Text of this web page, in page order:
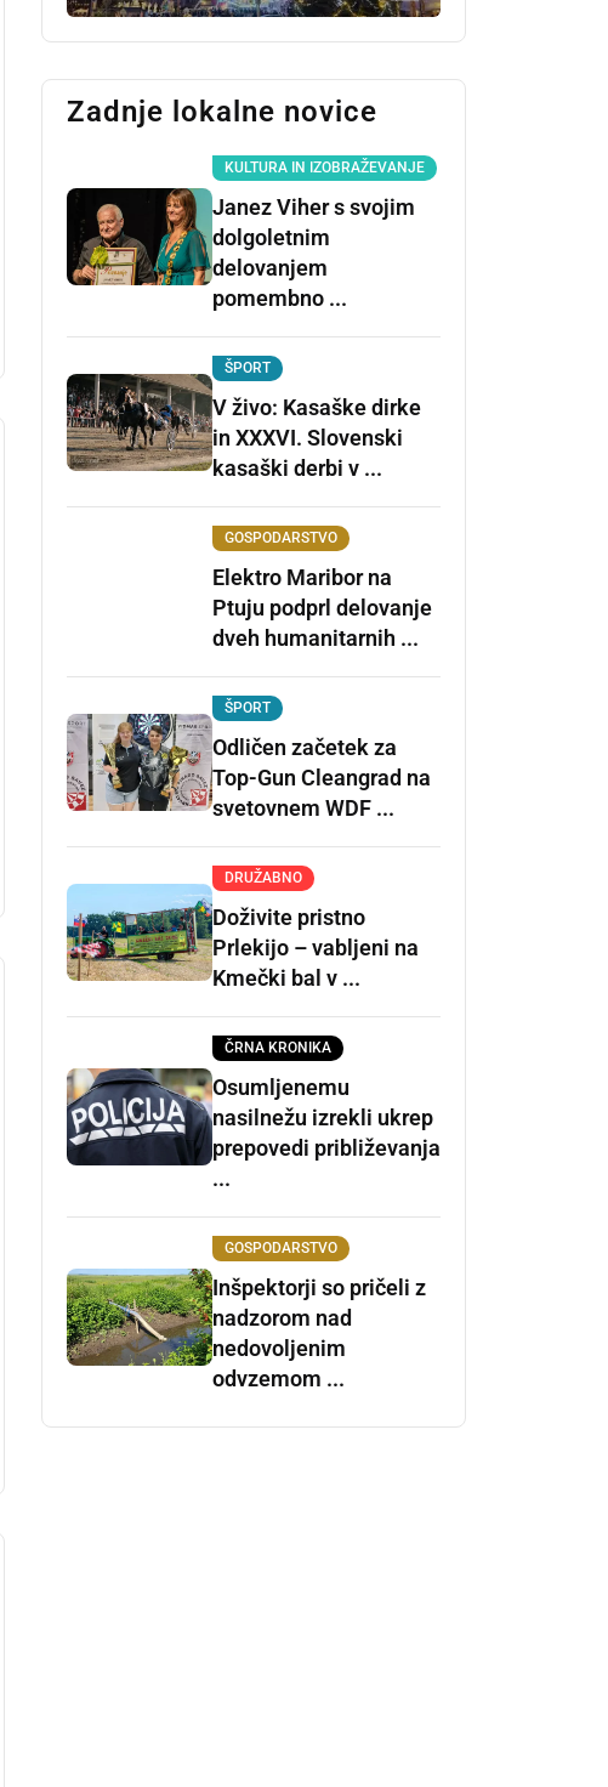
Zadnje lokalne novice
KULTURA IN IZOBRAŽEVANJE
Janez Viher s svojim
dolgoletnim
delovanjem
pomembno ...
ŠPORT
V živo: Kasaške dirke
in XXXVI. Slovenski
kasaški derbi v ...
GOSPODARSTVO
Elektro Maribor na
Ptuju podprl delovanje
dveh humanitarnih ...
ŠPORT
Odličen začetek za
Top-Gun Cleangrad na
svetovnem WDF ...
DRUŽABNO
Doživite pristno
Prlekijo – vabljeni na
Kmečki bal v ...
ČRNA KRONIKA
Osumljenemu
nasilnežu izrekli ukrep
prepovedi približevanja
...
GOSPODARSTVO
Inšpektorji so pričeli z
nadzorom nad
nedovoljenim
odvzemom ...